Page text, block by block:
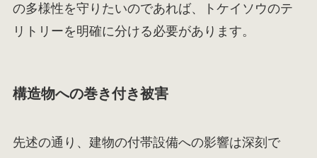
の多様性を守りたいのであれば、トケイソウのテ
リトリーを明確に分ける必要があります。
構造物への巻き付き被害
先述の通り、建物の付帯設備への影響は深刻で